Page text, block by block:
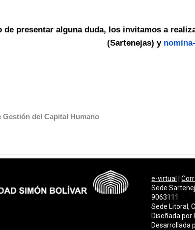
de presentar alguna duda, los invitamos a
(Sartenejas) y
Gestión del Capital Humano
e-virtual |
Sede
9063111
Sede Litoral,
Diseñada por
Desarrollada